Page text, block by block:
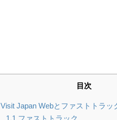
目次
Visit Japan Webとファストトラッ